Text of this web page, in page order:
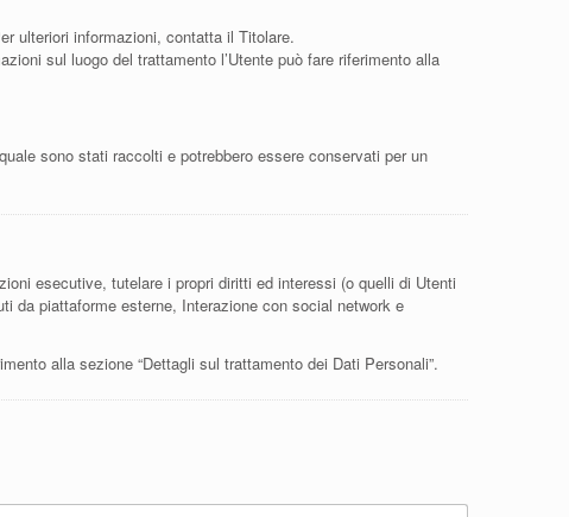
ulteriori informazioni, contatta il Titolare.
sul luogo del trattamento l’Utente può fare riferimento alla
sono stati raccolti e potrebbero essere conservati per un
esecutive, tutelare i propri diritti ed interessi (o quelli di Utenti
da piattaforme esterne, Interazione con social network e
alla sezione “Dettagli sul trattamento dei Dati Personali”.